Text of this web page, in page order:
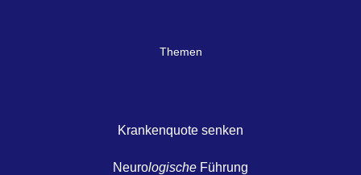
Themen
Krankenquote senken
Neurologische Führung